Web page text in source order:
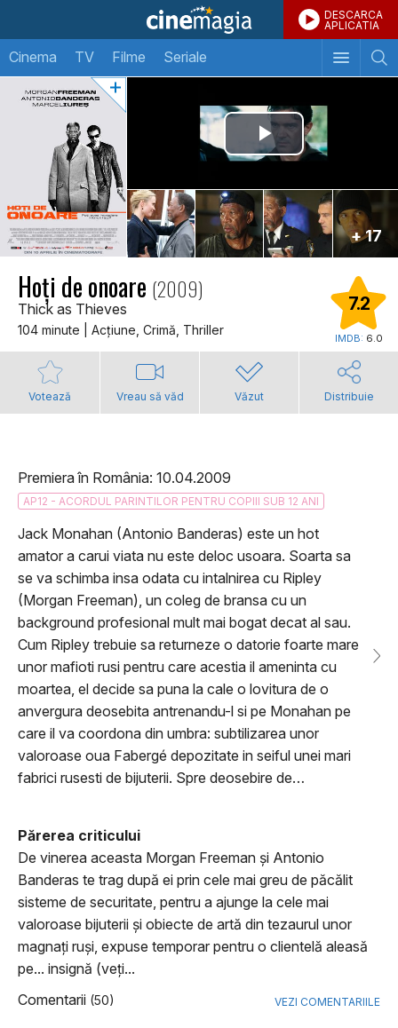
DESCARCA
APLICATIA
Cinema TV Filme Seriale
+ 17
Hoți de onoare (2009)
Thick as Thieves
104 minute | Acţiune, Crimă, Thriller
7.2
IMDB: 6.0
Votează Vreau să văd Văzut Distribuie
Premiera în România: 10.04.2009
AP12 - ACORDUL PARINTILOR PENTRU COPIII SUB 12 ANI
Jack Monahan (Antonio Banderas) este un hot
amator a carui viata nu este deloc usoara. Soarta sa
se va schimba insa odata cu intalnirea cu Ripley
(Morgan Freeman), un coleg de bransa cu un
background profesional mult mai bogat decat al sau.
Cum Ripley trebuie sa returneze o datorie foarte mare
unor mafioti rusi pentru care acestia il ameninta cu
moartea, el decide sa puna la cale o lovitura de o
anvergura deosebita antrenandu-l si pe Monahan pe
care il va coordona din umbra: subtilizarea unor
valoroase oua Fabergé depozitate in seiful unei mari
fabrici rusesti de bijuterii. Spre deosebire de…
Părerea criticului
De vinerea aceasta Morgan Freeman şi Antonio
Banderas te trag după ei prin cele mai greu de păcălit
sisteme de securitate, pentru a ajunge la cele mai
valoroase bijuterii şi obiecte de artă din tezaurul unor
magnaţi ruşi, expuse temporar pentru o clientelă aleasă
pe... insignă (veţi...
Comentarii (50) VEZI COMENTARIILE